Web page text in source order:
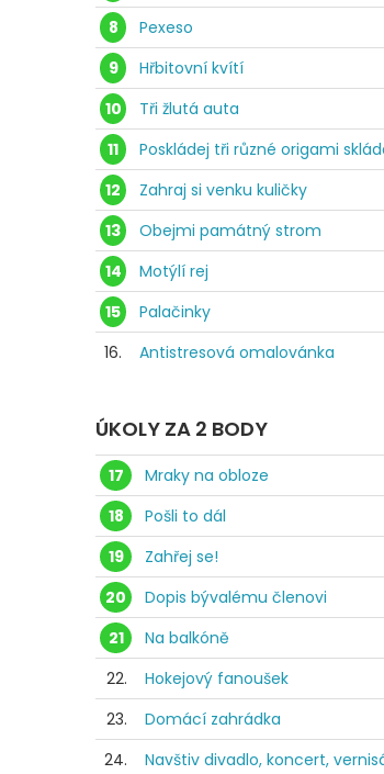
8
Pexeso
9
Hřbitovní kvítí
10
Tři žlutá auta
11
Poskládej tři různé origami
12
Zahraj si venku kuličky
13
Obejmi památný strom
14
Motýlí rej
15
Palačinky
16.
Antistresová omalovánka
ÚKOLY ZA 2 BODY
17
Mraky na obloze
18
Pošli to dál
19
Zahřej se!
20
Dopis bývalému členovi
21
Na balkóně
22.
Hokejový fanoušek
23.
Domácí zahrádka
24.
Navštiv divadlo, koncert,